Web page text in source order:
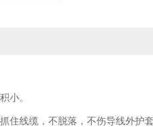
小。
住线缆，不脱落，不伤导线外护套